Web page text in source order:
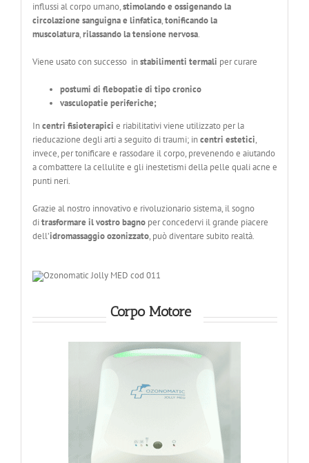
influssi al corpo umano,stimolando e ossigenando la
circolazione sanguigna e linfatica,tonificando la
muscolatura,rilassando la tensione nervosa.
Viene usato con successo instabilimenti termali per curare
postumi di flebopatie di tipo cronico
vasculopatie periferiche;
Incentri fisioterapici e riabilitativi viene utilizzato per la
rieducazione degli arti a seguito di traumi; incentri estetici,
invece, per tonificare e rassodare il corpo, prevenendo e aiutando
a combattere la cellulite e gli inestetismi della pelle quali acne e
punti neri.
Grazie al nostro innovativo e rivoluzionario sistema, il sogno
ditrasformare il vostro bagnoper concedervi il grande piacere
dell’idromassaggio ozonizzato, può diventare subito realtà.
Corpo Motore